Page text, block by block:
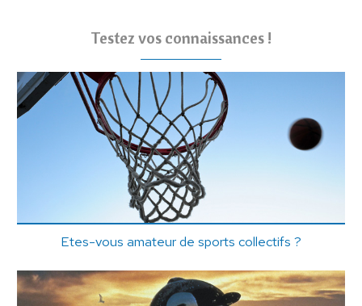
Testez vos connaissances !
Etes-vous amateur de sports collectifs ?